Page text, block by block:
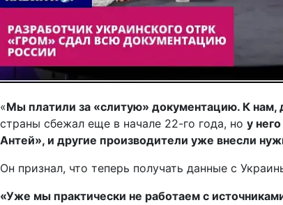
«Мы платили за «слитую» документацию. К нам,
страны сбежал еще в начале 22-го года, но у
Антей», и другие производители уже внесли
Он признал, что теперь получать данные с
«Уже мы практически не работаем с